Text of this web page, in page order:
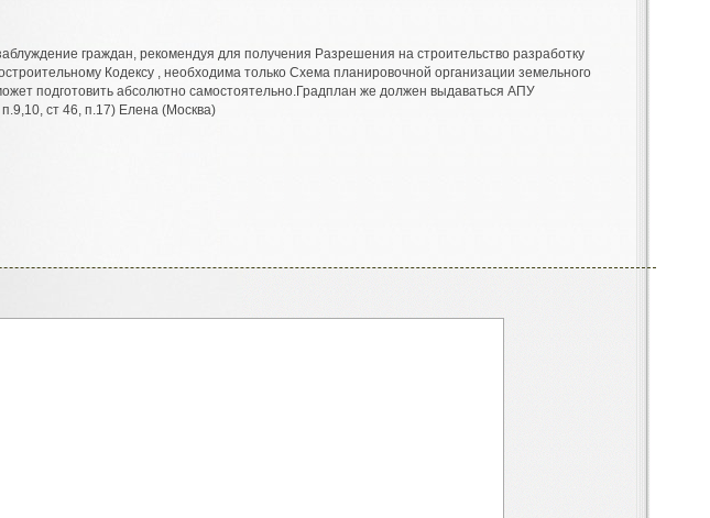
граждан, рекомендуя для получения Разрешения на строительство разработку
Кодексу , необходима только Схема планировочной организации земельного
подготовить абсолютно самостоятельно.Градплан же должен выдаваться АПУ
ст 46, п.17) Елена (Москва)